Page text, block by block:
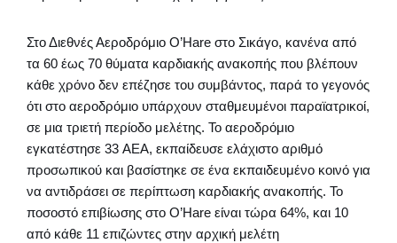
Στο Διεθνές Αεροδρόμιο O’Hare στο Σικάγο, κανένα από
τα 60 έως 70 θύματα καρδιακής ανακοπής που βλέπουν
κάθε χρόνο δεν επέζησε του συμβάντος, παρά το γεγονός
ότι στο αεροδρόμιο υπάρχουν σταθμευμένοι παραϊατρικοί,
σε μια τριετή περίοδο μελέτης. Το αεροδρόμιο
εγκατέστησε 33 AEΑ, εκπαίδευσε ελάχιστο αριθμό
προσωπικού και βασίστηκε σε ένα εκπαιδευμένο κοινό για
να αντιδράσει σε περίπτωση καρδιακής ανακοπής. Το
ποσοστό επιβίωσης στο O’Hare είναι τώρα 64%, και 10
από κάθε 11 επιζώντες στην αρχική μελέτη